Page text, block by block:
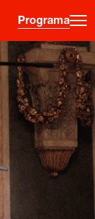
Programa